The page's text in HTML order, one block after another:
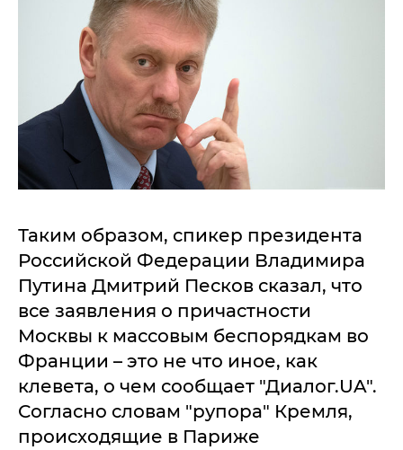
Таким образом, спикер президента
Российской Федерации Владимира
Путина Дмитрий Песков сказал, что
все заявления о причастности
Москвы к массовым беспорядкам во
Франции – это не что иное, как
клевета, о чем сообщает "Диалог.UA".
Согласно словам "рупора" Кремля,
происходящие в Париже